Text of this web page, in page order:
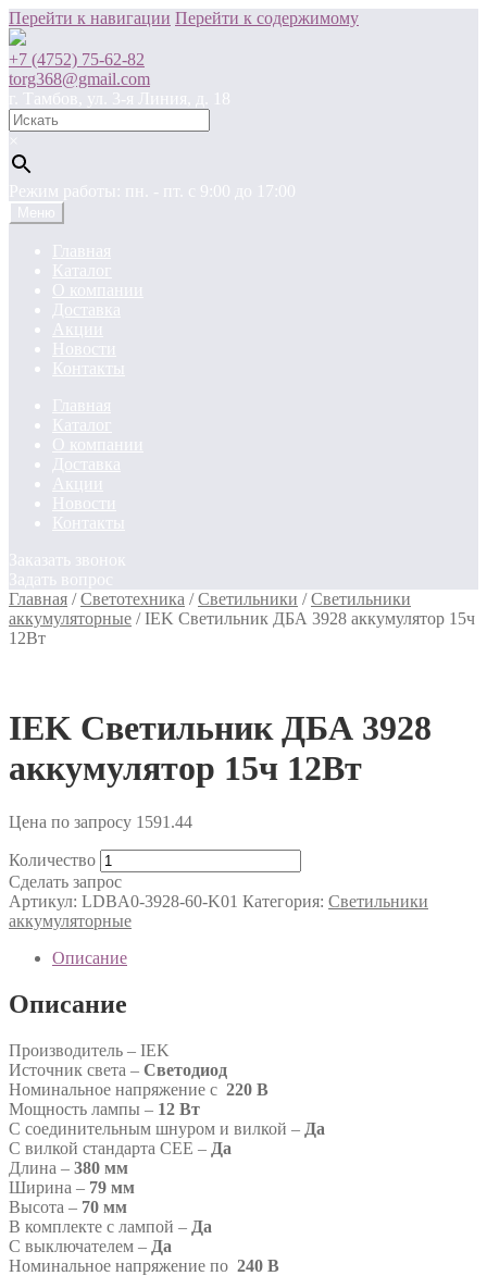
Перейти к навигации Перейти к содержимому
+7 (4752) 75-62-82
torg368@gmail.com
г. Тамбов, ул. 3-я Линия, д. 18
×
Режим работы: пн. - пт. c 9:00 до 17:00
Меню
Главная
Каталог
О компании
Доставка
Акции
Новости
Контакты
Главная
Каталог
О компании
Доставка
Акции
Новости
Контакты
Заказать звонок
Задать вопрос
Главная /Светотехника /Светильники /Светильники
аккумуляторные /IEK Светильник ДБА 3928 аккумулятор 15ч
12Вт
IEK Светильник ДБА 3928
аккумулятор 15ч 12Вт
Цена по запросу 1591.44
Количество
Сделать запрос
Артикул: LDBA0-3928-60-K01 Категория: Светильники
аккумуляторные
Описание
Описание
Производитель – IEK
Источник света – Светодиод
Номинальное напряжение с 220 В
Мощность лампы – 12 Вт
С соединительным шнуром и вилкой – Да
С вилкой стандарта СЕЕ – Да
Длина – 380 мм
Ширина – 79 мм
Высота – 70 мм
В комплекте с лампой – Да
С выключателем – Да
Номинальное напряжение по 240 В